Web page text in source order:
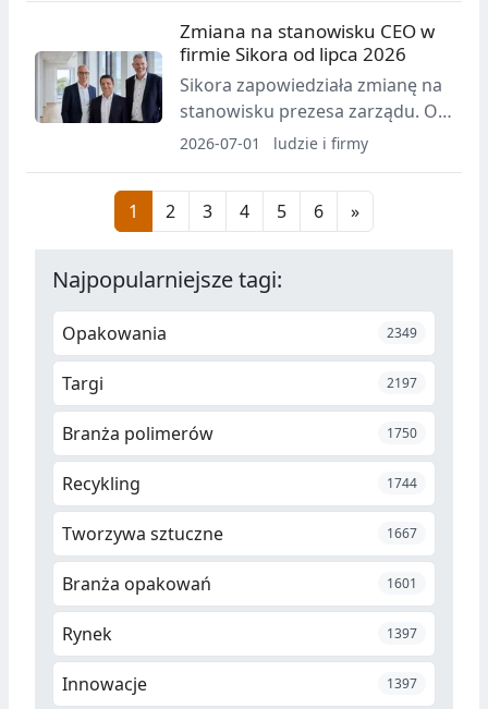
produkcyjnych oraz zmniejszyć
konieczność transportu próbek
między dostawcami a klientami.
Zmiana na stanowisku CEO w
firmie Sikora od lipca 2026
Sikora zapowiedziała zmianę na
stanowisku prezesa zarządu. Od
1 lipca 2026 r. odpowiedzialność
Alaaddin Aydin, a dr Christian
Frank skoncentruje się na
inicjatywach rozwojowych.
2026-07-01 ludzie i firmy
1 2 3 4 5 6 »
Najpopularniejsze tagi:
Opakowania 2349
Targi 2197
Branża polimerów 1750
Recykling 1744
Tworzywa sztuczne 1667
Branża opakowań 1601
Rynek 1397
Innowacje 1397